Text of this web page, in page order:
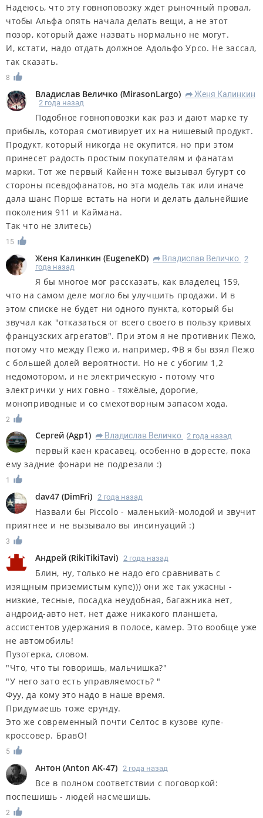
Надеюсь, что эту говноповозку ждёт рыночный провал,
чтобы Альфа опять начала делать вещи, а не этот
позор, который даже назвать нормально не могут.
И, кстати, надо отдать должное Адольфо Урсо. Не зассал,
так сказать.
8
Владислав Величко (MirasonLargo) R Женя Калинкин
2 года назад
Подобное говноповозки как раз и дают марке ту
прибыль, которая смотивирует их на нишевый продукт.
Продукт, который никогда не окупится, но при этом
принесет радость простым покупателям и фанатам
марки. Тот же первый Кайенн тоже вызывал бугурт со
стороны псевдофанатов, но эта модель так или иначе
дала шанс Порше встать на ноги и делать дальнейшие
поколения 911 и Каймана.
Так что не злитесь)
15
Женя Калинкин (EugeneKD) R Владислав Величко 2
года назад
Я бы многое мог рассказать, как владелец 159,
что на самом деле могло бы улучшить продажи. И в
этом списке не будет ни одного пункта, который бы
звучал как "отказаться от всего своего в пользу кривых
французских агрегатов". При этом я не противник Пежо,
потому что между Пежо и, например, ФВ я бы взял Пежо
с большей долей вероятности. Но не с убогим 1,2
недомотором, и не электрическую - потому что
электрички у них говно - тяжёлые, дорогие,
моноприводные и со смехотворным запасом хода.
2
Сергей (Agp1) R Владислав Величко 2 года назад
первый каен красавец, особенно в доресте, пока
ему задние фонари не подрезали :)
1
dav47 (DimFri) 2 года назад
Назвали бы Рiccolo - маленький-молодой и звучит
приятнее и не вызывало вы инсинуаций :)
3
Андрей (RikiTikiTavi) 2 года назад
Блин, ну, только не надо его сравнивать с
изящным приземистым купе))) они же так ужасны -
низкие, тесные, посадка неудобная, багажника нет,
андроид-авто нет, нет даже никакого планшета,
ассистентов удержания в полосе, камер. Это вообще уже
не автомобиль!
Пузотерка, словом.
"Что, что ты говоришь, мальчишка?"
"У него зато есть управляемость? "
Фуу, да кому это надо в наше время.
Придумаешь тоже ерунду.
Это же современный почти Селтос в кузове купе-
кроссовер. БравО!
5
Антон (Anton AK-47) 2 года назад
Все в полном соответствии с поговоркой:
поспешишь - людей насмешишь.
2